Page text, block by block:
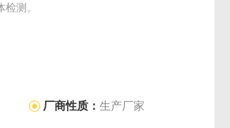
测。
厂商性质：生产厂家